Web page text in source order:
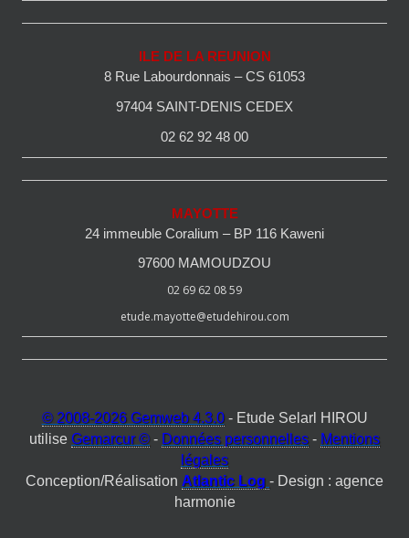
ILE DE LA REUNION
8 Rue Labourdonnais – CS 61053
97404 SAINT-DENIS CEDEX
02 62 92 48 00
MAYOTTE
24 immeuble Coralium – BP 116 Kaweni
97600 MAMOUDZOU
02 69 62 08 59
etude.mayotte@etudehirou.com
© 2008-2026 Gemweb 4.3.0- Etude Selarl HIROU
utilise Gemarcur © - Données personnelles - Mentions
légales
Conception/Réalisation Atlantic Log - Design : agence
harmonie